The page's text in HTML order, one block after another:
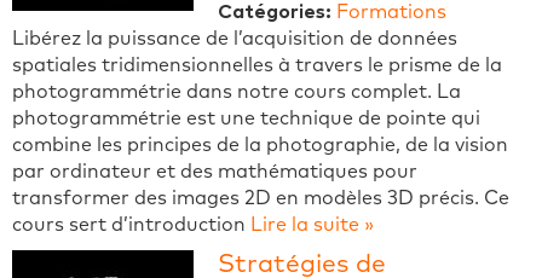
Catégories: Formations
Libérez la puissance de l’acquisition de données
spatiales tridimensionnelles à travers le prisme de la
photogrammétrie dans notre cours complet. La
photogrammétrie est une technique de pointe qui
combine les principes de la photographie, de la vision
par ordinateur et des mathématiques pour
transformer des images 2D en modèles 3D précis. Ce
cours sert d’introduction Lire la suite »
Stratégies de